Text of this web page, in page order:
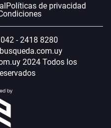
Políticas de privacidad
- 2418 8280
2024 Todos los